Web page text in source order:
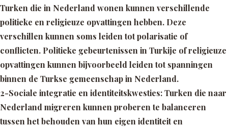
Turken die in Nederland wonen kunnen verschillende
politieke en religieuze opvattingen hebben. Deze
verschillen kunnen soms leiden tot polarisatie of
conflicten. Politieke gebeurtenissen in Turkije of religieuze
opvattingen kunnen bijvoorbeeld leiden tot spanningen
binnen de Turkse gemeenschap in Nederland.
2-Sociale integratie en identiteitskwesties:Turken die naar
Nederland migreren kunnen proberen te balanceren
tussen het behouden van hun eigen identiteit en